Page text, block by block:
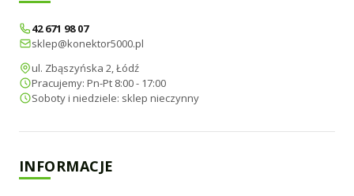
42 671 98 07
sklep@konektor5000.pl
ul. Zbąszyńska 2, Łódź
Pracujemy: Pn-Pt 8:00 - 17:00
Soboty i niedziele: sklep nieczynny
INFORMACJE